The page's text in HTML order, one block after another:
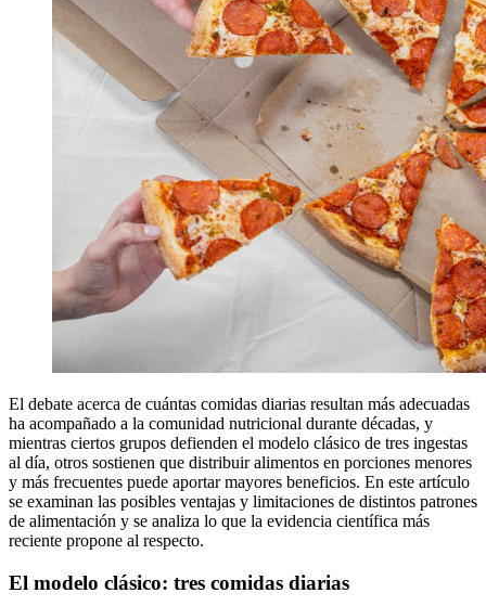
El debate acerca de cuántas comidas diarias resultan más adecuadas
ha acompañado a la comunidad nutricional durante décadas, y
mientras ciertos grupos defienden el modelo clásico de tres ingestas
al día, otros sostienen que distribuir alimentos en porciones menores
y más frecuentes puede aportar mayores beneficios. En este artículo
se examinan las posibles ventajas y limitaciones de distintos patrones
de alimentación y se analiza lo que la evidencia científica más
reciente propone al respecto.
El modelo clásico: tres comidas diarias